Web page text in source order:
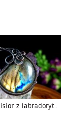
Miedziany wisior z labradorytem niebieski